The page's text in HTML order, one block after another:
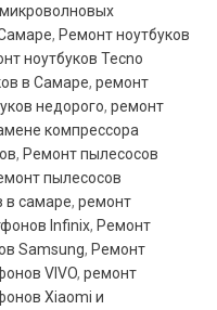
,Ремонт ноутбуков
ноутбуков Tecno
в Самаре,ремонт
недорого,ремонт
компрессора
,Ремонт пылесосов
пылесосов
в самаре,ремонт
Infinix,Ремонт
Samsung,Ремонт
VIVO,ремонт
Xiaomi и